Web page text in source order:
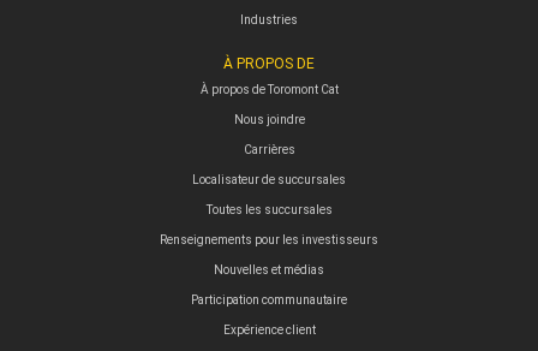
Industries
À PROPOS DE
À propos de Toromont Cat
Nous joindre
Carrières
Localisateur de succursales
Toutes les succursales
Renseignements pour les investisseurs
Nouvelles et médias
Participation communautaire
Expérience client